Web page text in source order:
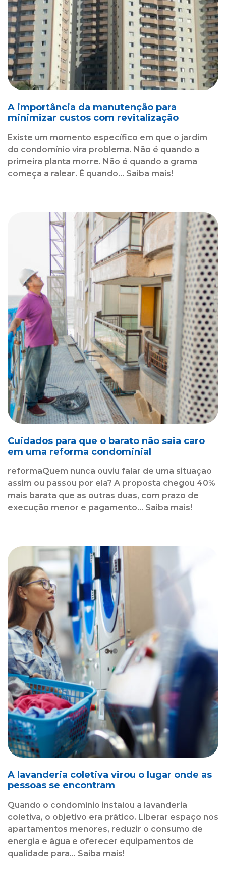
A importância da manutenção para
minimizar custos com revitalização
Existe um momento específico em que o jardim
do condomínio vira problema. Não é quando a
primeira planta morre. Não é quando a grama
começa a ralear. É quando... Saiba mais!
Cuidados para que o barato não saia caro
em uma reforma condominial
reformaQuem nunca ouviu falar de uma situação
assim ou passou por ela? A proposta chegou 40%
mais barata que as outras duas, com prazo de
execução menor e pagamento... Saiba mais!
A lavanderia coletiva virou o lugar onde as
pessoas se encontram
Quando o condomínio instalou a lavanderia
coletiva, o objetivo era prático. Liberar espaço nos
apartamentos menores, reduzir o consumo de
energia e água e oferecer equipamentos de
qualidade para... Saiba mais!